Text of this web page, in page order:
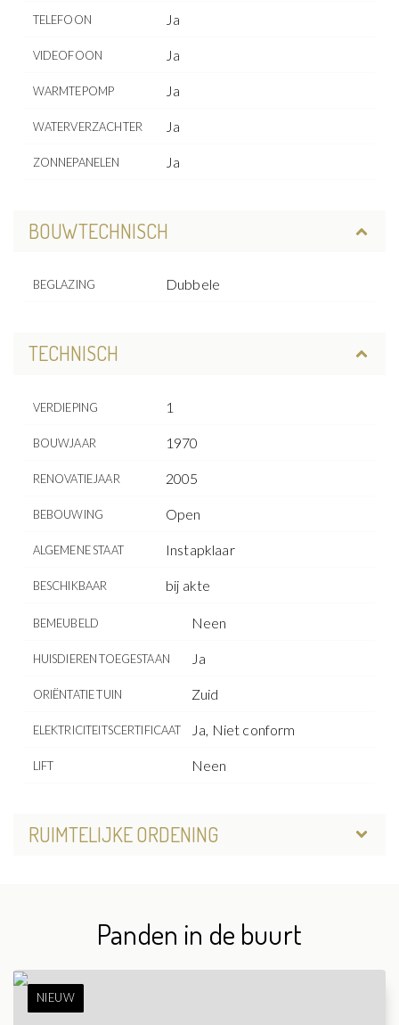
TELEFOON Ja
VIDEOFOON Ja
WARMTEPOMP Ja
WATERVERZACHTER Ja
ZONNEPANELEN Ja
BOUWTECHNISCH
BEGLAZING Dubbele
TECHNISCH
VERDIEPING 1
BOUWJAAR 1970
RENOVATIEJAAR 2005
BEBOUWING Open
ALGEMENE STAAT Instapklaar
BESCHIKBAAR bij akte
BEMEUBELD Neen
HUISDIEREN TOEGESTAAN Ja
ORIËNTATIE TUIN Zuid
ELEKTRICITEITSCERTIFICAAT Ja, Niet conform
LIFT Neen
RUIMTELIJKE ORDENING
Panden in de buurt
NIEUW